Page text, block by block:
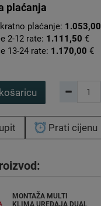
plaćanja
plaćanje: 1.053,00
2-12 rate: 1.111,50 €
13-24 rate: 1.170,00 €
Prati cijenu
MONTAŽA MULTI
KLIMA UREĐAJA DUAL